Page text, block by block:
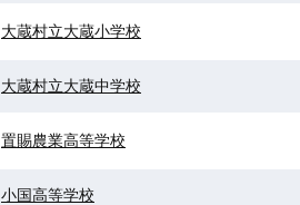
大蔵村立大蔵小学校
大蔵村立大蔵中学校
置賜農業高等学校
小国高等学校